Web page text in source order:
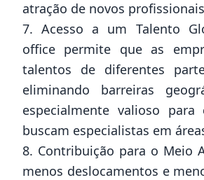
atração de novos
7. Acesso a um Talento
office permite que as
talentos de diferentes
eliminando barreiras
especialmente valioso para
buscam especialistas em
8. Contribuição para o Meio
menos deslocamentos e